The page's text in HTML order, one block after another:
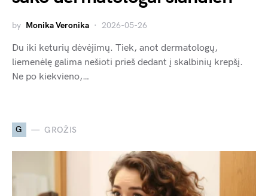
by Monika Veronika 2026-05-26
Du iki keturių dėvėjimų. Tiek, anot dermatologų,
liemenėlę galima nešioti prieš dedant į skalbinių krepšį.
Ne po kiekvieno,…
G GROŽIS